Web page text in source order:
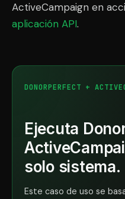
ActiveCampaign en
aplicación API.
DONORPERFECT +
Ejecuta
solo sistema.
Este caso de uso se